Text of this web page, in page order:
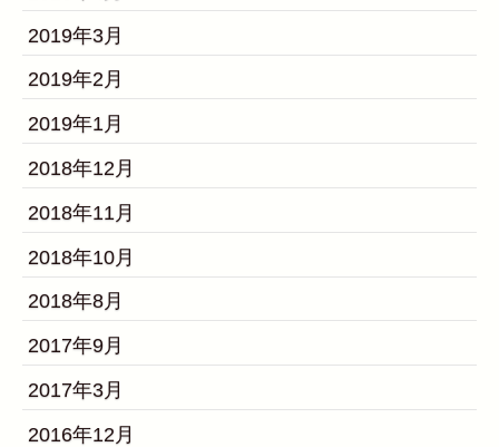
2019年3月
2019年2月
2019年1月
2018年12月
2018年11月
2018年10月
2018年8月
2017年9月
2017年3月
2016年12月